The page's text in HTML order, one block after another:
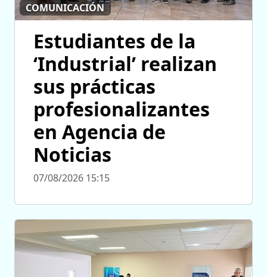
COMUNICACIÓN
Estudiantes de la
‘Industrial’ realizan
sus prácticas
profesionalizantes
en Agencia de
Noticias
07/08/2026 15:15